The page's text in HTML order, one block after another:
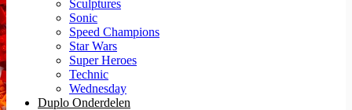
Sculptures
Sonic
Speed Champions
Star Wars
Super Heroes
Technic
Wednesday
Duplo Onderdelen